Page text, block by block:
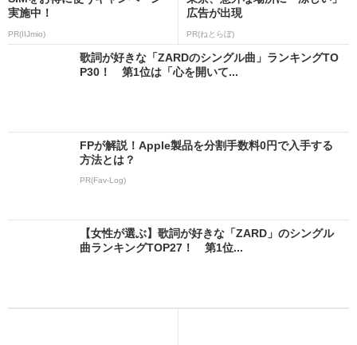
実施中！
PR(IIJmio)
広告が出現
PR(ねとらぼ)
歌詞が好きな「ZARDのシングル曲」ランキングTO
P30！ 第1位は「心を開いて...
FPが解説！Apple製品を分割手数料0円で入手する
方法とは？
PR(Fav-Log)
【女性が選ぶ】歌詞が好きな「ZARD」のシングル
曲ランキングTOP27！ 第1位...